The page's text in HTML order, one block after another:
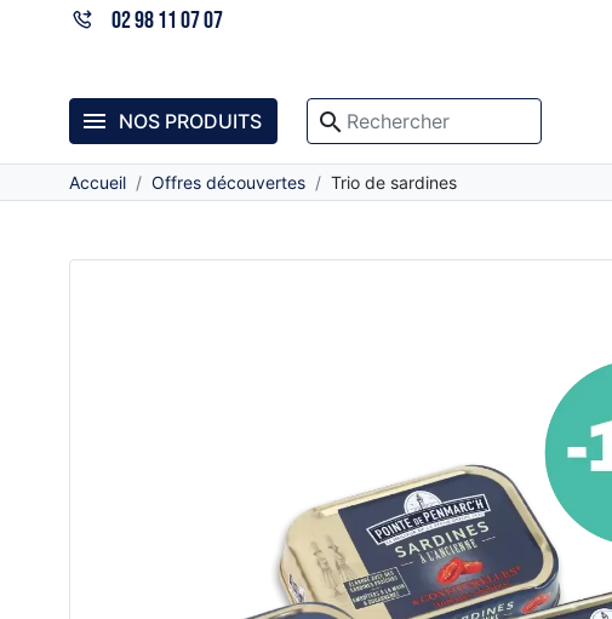
02 98 11 07 07
 NOS PRODUITS search
Accueil Offres découvertes Trio de sardines